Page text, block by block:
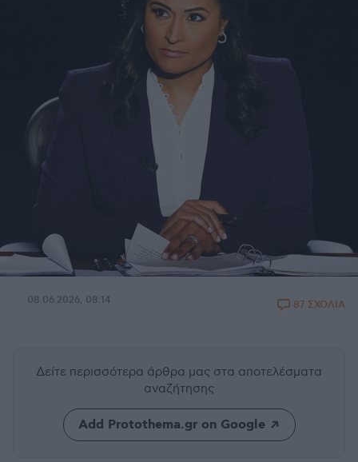
08.06.2026, 08:14 87 ΣΧΟΛΙΑ
Δείτε περισσότερα άρθρα μας στα αποτελέσματα
αναζήτησης
Add Protothema.gr on Google